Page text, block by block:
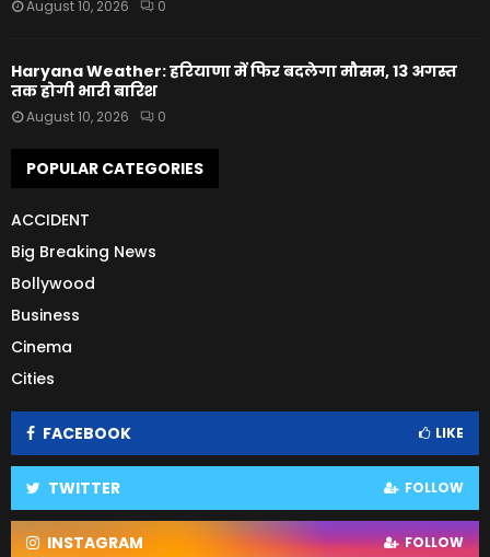
August 10, 2026 0
Haryana Weather: हरियाणा में फिर बदलेगा मौसम, 13 अगस्त
तक होगी भारी बारिश
August 10, 2026 0
POPULAR CATEGORIES
ACCIDENT
Big Breaking News
Bollywood
Business
Cinema
Cities
FACEBOOK LIKE
TWITTER FOLLOW
INSTAGRAM FOLLOW